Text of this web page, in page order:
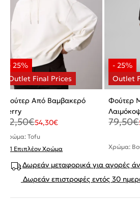
Φούτερ Από Βαμβακερό
Terry
72,50€54,30€
Χρώμα: Tofu
+ 1 Επιπλέον Χρώμα
Φούτερ
79,50€
Χρώμα:
Δωρεάν μεταφορικά για αγορές
Δωρεάν επιστροφές εντός 30